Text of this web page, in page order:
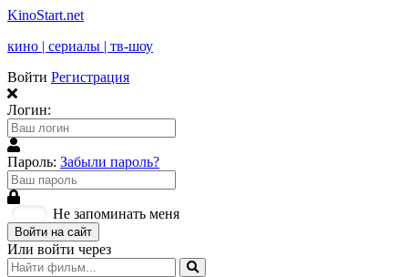
KinoStart.net
кино | сериалы | тв-шоу
Войти Регистрация
Логин:
Пароль: Забыли пароль?
Не запоминать меня
Войти на сайт
Или войти через